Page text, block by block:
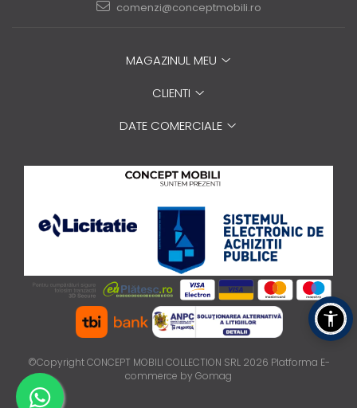
comenzi@conceptmobili.ro
MAGAZINUL MEU
CLIENTI
DATE COMERCIALE
©Copyright CONCEPT MOBILI COLLECTION SRL 2026 Platforma E-
commerce by Gomag